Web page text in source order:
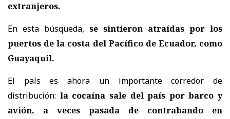
extranjeros.
En esta búsqueda, se sintieron atraídas por los
puertos de la costa del Pacífico de Ecuador, como
Guayaquil.
El país es ahora un importante corredor de
distribución: la cocaína sale del país por barco y
avión, a veces pasada de contrabando en